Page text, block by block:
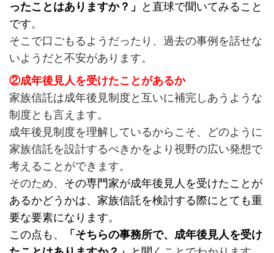
ったことはありますか？」
と直球で聞いてみること
です。
そこで口ごもるようだったり、過去の事例を話せな
いようだと不安があります。
②成年後見人を受けたことがあるか
家族信託は成年後見制度と互いに補完しあうような
制度とも言えます。
成年後見制度を理解しているからこそ、どのように
家族信託を設計するべきかをより視野の広い発想で
考えることができます。
そのため、 その専門家が成年後見人を受けたことが
あるかどうかは、家族信託を検討する際にとても重
要な要素になります。
この点も、
「そちらの事務所で、成年後見人を受け